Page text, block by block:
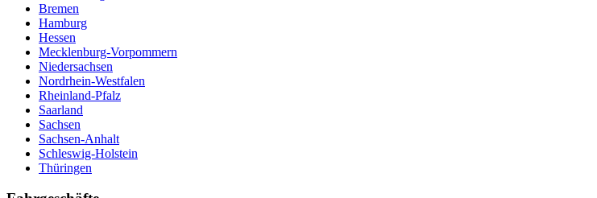
Bremen
Hamburg
Hessen
Mecklenburg-Vorpommern
Niedersachsen
Nordrhein-Westfalen
Rheinland-Pfalz
Saarland
Sachsen
Sachsen-Anhalt
Schleswig-Holstein
Thüringen